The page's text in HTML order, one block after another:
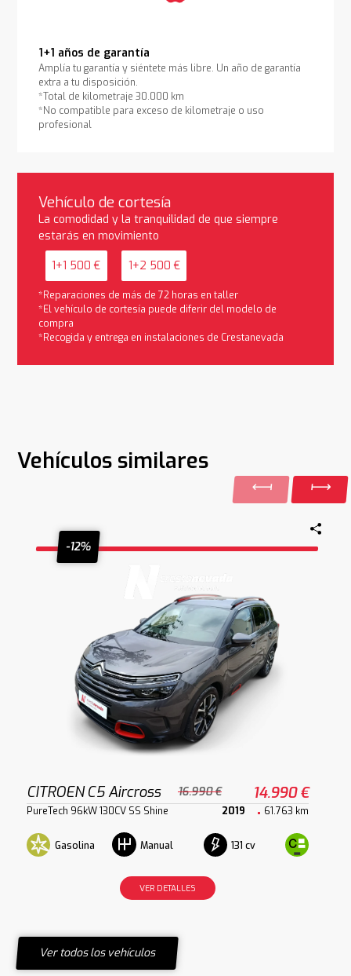
1+1 años de garantía
Amplía tu garantía y siéntete más libre. Un año de garantía
extra a tu disposición.
*Total de kilometraje 30.000 km
*No compatible para exceso de kilometraje o uso
profesional
Vehículo de cortesía
La comodidad y la tranquilidad de que siempre
estarás en movimiento
1+1 500 € 1+2 500 €
*Reparaciones de más de 72 horas en taller
*El vehículo de cortesía puede diferir del modelo de
compra
*Recogida y entrega en instalaciones de Crestanevada
Vehículos similares
-12%
CITROEN C5 Aircross 16.990 € 14.990 €
PureTech 96kW 130CV SS Shine 2019 61.763 km
Gasolina Manual 131 cv
VER DETALLES
Ver todos los vehículos